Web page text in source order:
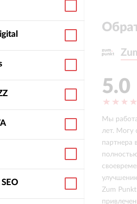
Анастасия Ларчева
5.0
Мы
лет. Могу
партнера
Zum